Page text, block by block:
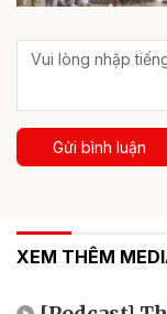
Gửi bình luận
XEM THÊM